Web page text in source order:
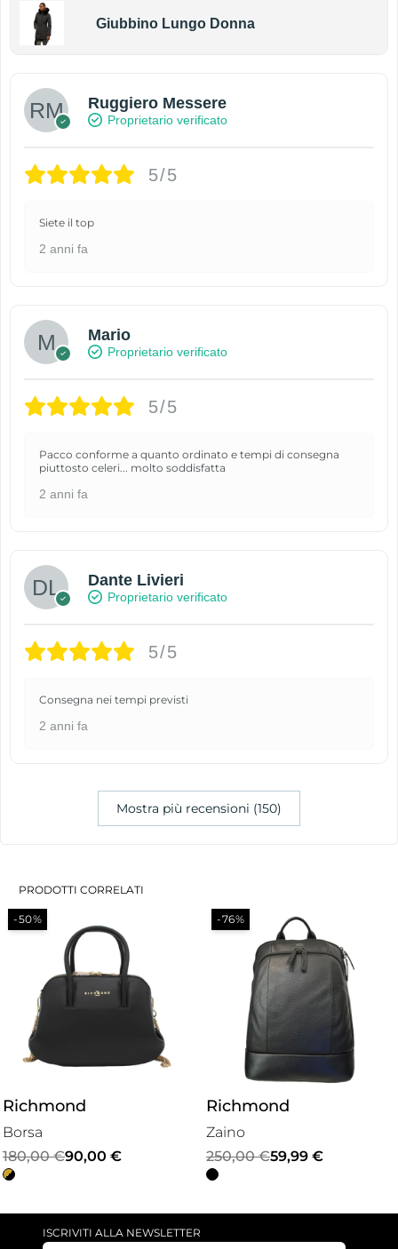
Giubbino Lungo Donna
Ruggiero Messere
Proprietario verificato
5/5
Siete il top
2 anni fa
Mario
Proprietario verificato
5/5
Pacco conforme a quanto ordinato e tempi di consegna
piuttosto celeri... molto soddisfatta
2 anni fa
Dante Livieri
Proprietario verificato
5/5
Consegna nei tempi previsti
2 anni fa
Mostra più recensioni (150)
PRODOTTI CORRELATI
-50%
Richmond
Borsa
180,00€
Il
prezzo
90,00 €
Il
prezzo
-76%
Richmond
Zaino
250,00€
Il
prezzo
59,99 €
Il
prezzo
ISCRIVITI ALLA NEWSLETTER